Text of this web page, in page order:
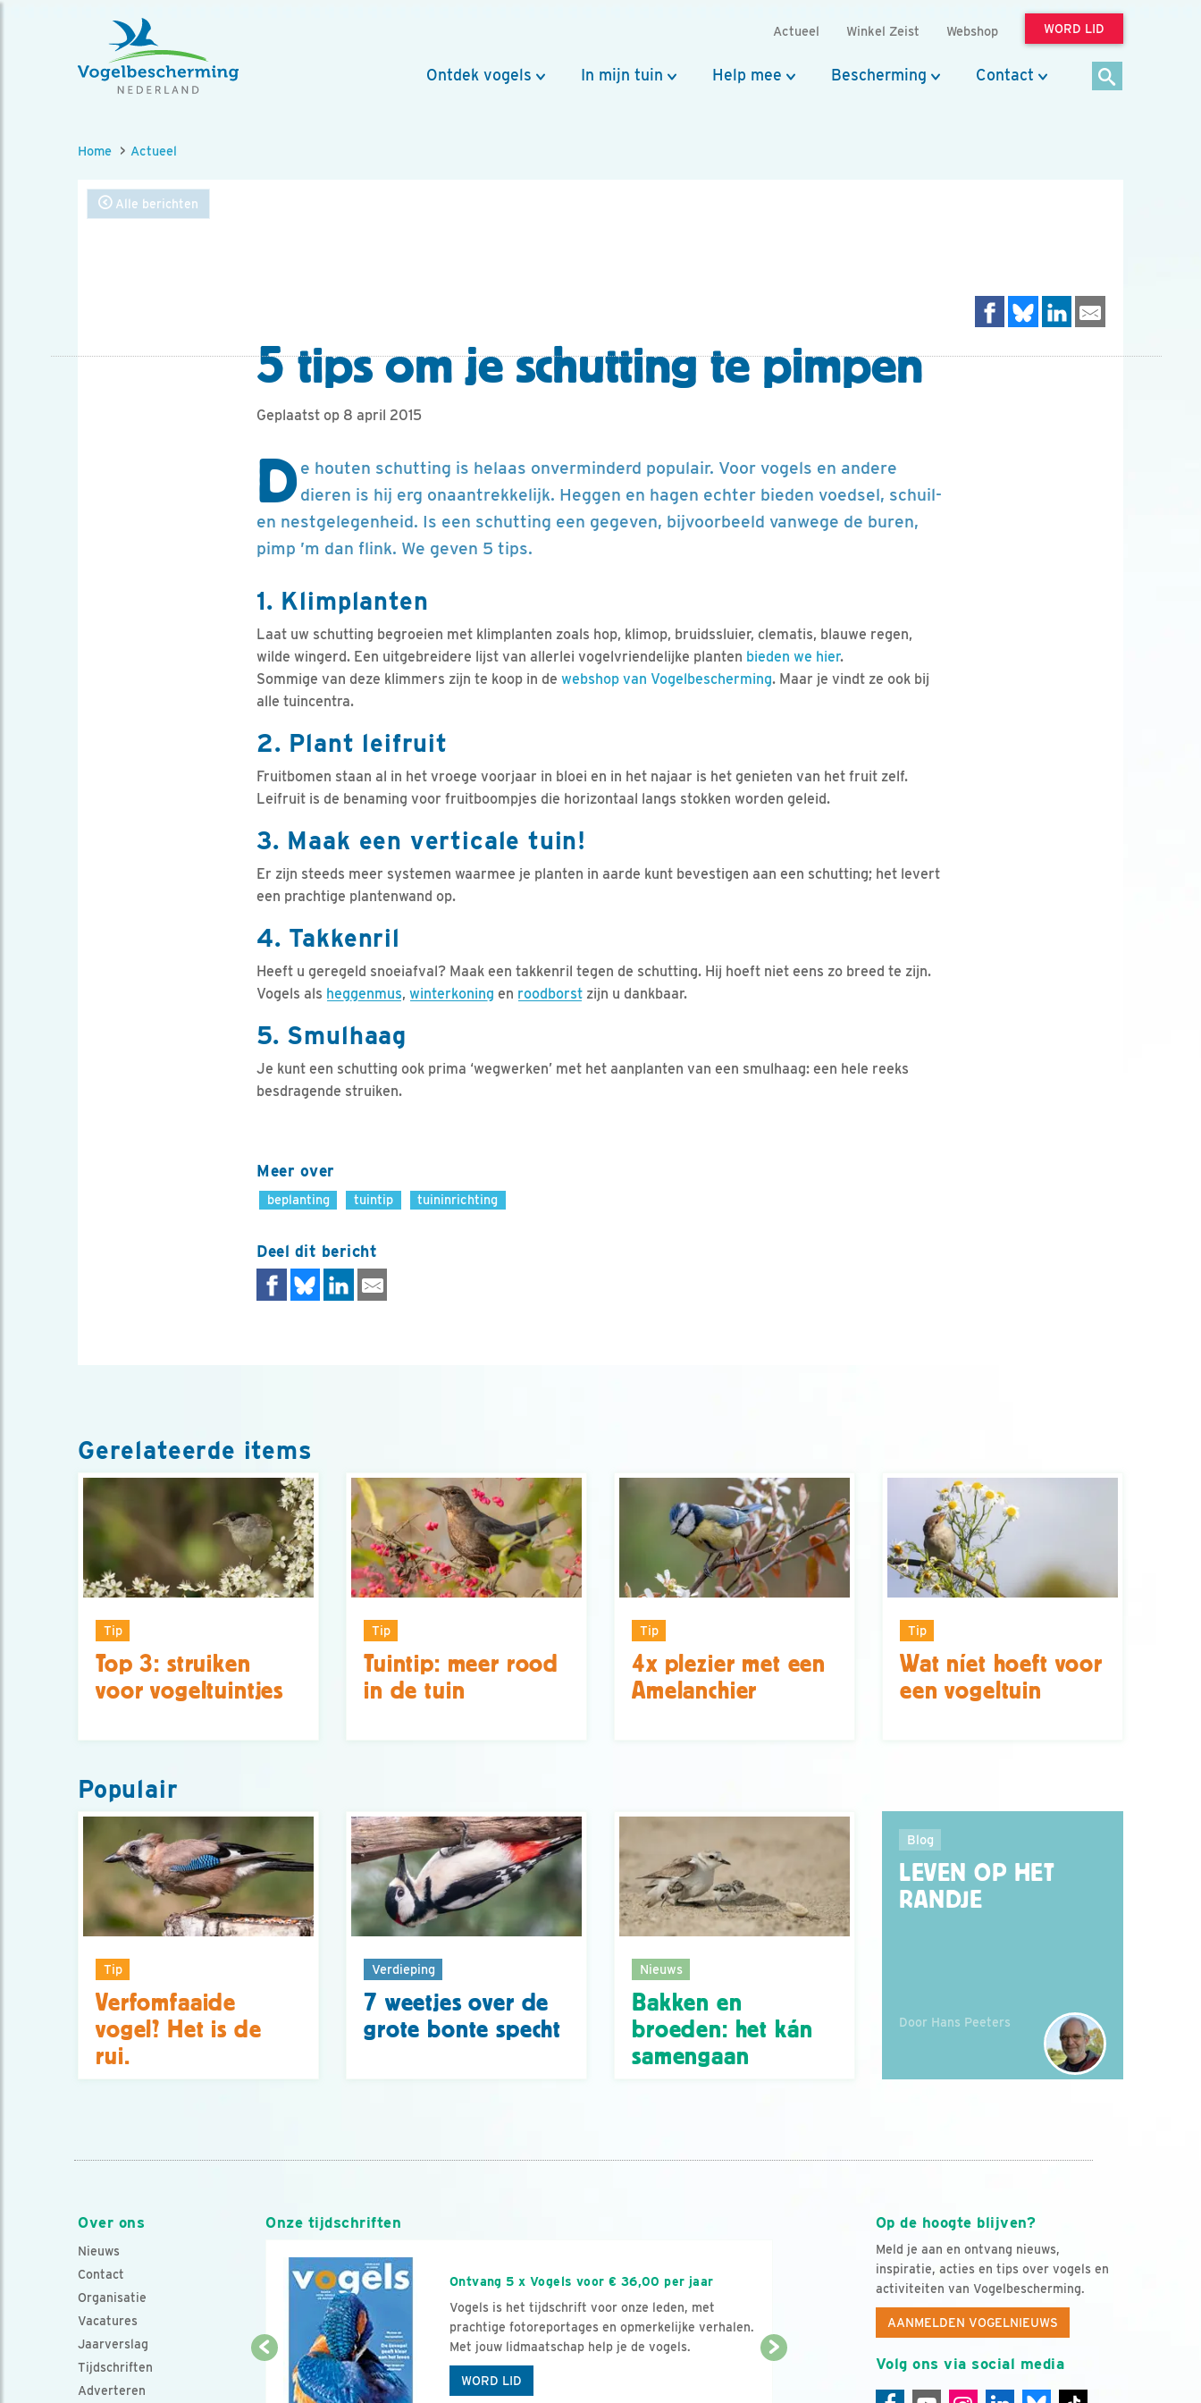
Actueel Winkel Zeist Webshop WORD LID
Ontdek vogels In mijn tuin Help mee Bescherming Contact
Home Actueel
Alle berichten
5 tips om je schutting te pimpen
Geplaatst op 8 april 2015
De houten schutting is helaas onverminderd populair. Voor vogels en andere
dieren is hij erg onaantrekkelijk. Heggen en hagen echter bieden voedsel, schuil-
en nestgelegenheid. Is een schutting een gegeven, bijvoorbeeld vanwege de buren,
pimp ’m dan flink. We geven 5 tips.
1. Klimplanten
Laat uw schutting begroeien met klimplanten zoals hop, klimop, bruidssluier, clematis, blauwe regen,
wilde wingerd. Een uitgebreidere lijst van allerlei vogelvriendelijke planten bieden we hier.
Sommige van deze klimmers zijn te koop in de webshop van Vogelbescherming. Maar je vindt ze ook bij
alle tuincentra.
2. Plant leifruit
Fruitbomen staan al in het vroege voorjaar in bloei en in het najaar is het genieten van het fruit zelf.
Leifruit is de benaming voor fruitboompjes die horizontaal langs stokken worden geleid.
3. Maak een verticale tuin!
Er zijn steeds meer systemen waarmee je planten in aarde kunt bevestigen aan een schutting; het levert
een prachtige plantenwand op.
4. Takkenril
Heeft u geregeld snoeiafval? Maak een takkenril tegen de schutting. Hij hoeft niet eens zo breed te zijn.
Vogels als heggenmus, winterkoning en roodborst zijn u dankbaar.
5. Smulhaag
Je kunt een schutting ook prima ‘wegwerken’ met het aanplanten van een smulhaag: een hele reeks
besdragende struiken.
Meer over
beplanting tuintip tuininrichting
Deel dit bericht
Gerelateerde items
Tip
Top 3: struiken
voor vogeltuintjes
Tip
Tuintip: meer rood
in de tuin
Tip
4x plezier met een
Amelanchier
Tip
Wat níet hoeft voor
een vogeltuin
Populair
Tip
Verfomfaaide
vogel? Het is de
rui.
Verdieping
7 weetjes over de
grote bonte specht
Nieuws
Bakken en
broeden: het kán
samengaan
Blog
LEVEN OP HET
RANDJE
Door Hans Peeters
Over ons
Nieuws
Contact
Organisatie
Vacatures
Jaarverslag
Tijdschriften
Adverteren
Op de hoogte blijven?
Meld je aan en ontvang nieuws,
inspiratie, acties en tips over vogels en
activiteiten van Vogelbescherming.
AANMELDEN VOGELNIEUWS
Volg ons via social media
Onze tijdschriften
Ontvang 5 x Vogels voor € 36,00 per jaar
Vogels is het tijdschrift voor onze leden, met
prachtige fotoreportages en opmerkelijke verhalen.
Met jouw lidmaatschap help je de vogels.
WORD LID